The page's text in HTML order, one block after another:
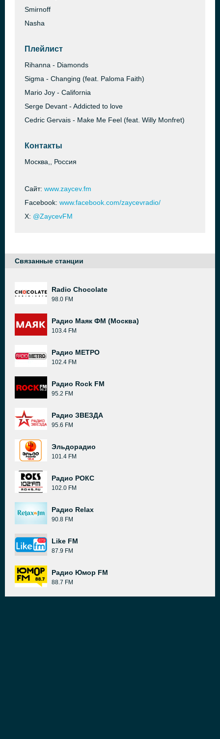
Smirnoff
Nasha
Плейлист
Rihanna - Diamonds
Sigma - Changing (feat. Paloma Faith)
Mario Joy - California
Serge Devant - Addicted to love
Cedric Gervais - Make Me Feel (feat. Willy Monfret)
Контакты
Москва,, Россия
Сайт: www.zaycev.fm
Facebook: www.facebook.com/zaycevradio/
X: @ZaycevFM
Связанные станции
Radio Chocolate
98.0 FM
Радио Маяк ФМ (Москва)
103.4 FM
Радио МЕТРО
102.4 FM
Радио Rock FM
95.2 FM
Радио ЗВЕЗДА
95.6 FM
Эльдорадио
101.4 FM
Радио РОКС
102.0 FM
Радио Relax
90.8 FM
Like FM
87.9 FM
Радио Юмор FM
88.7 FM